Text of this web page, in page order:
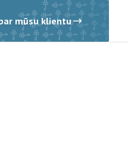
mūsu klientu
apakšizvēlni